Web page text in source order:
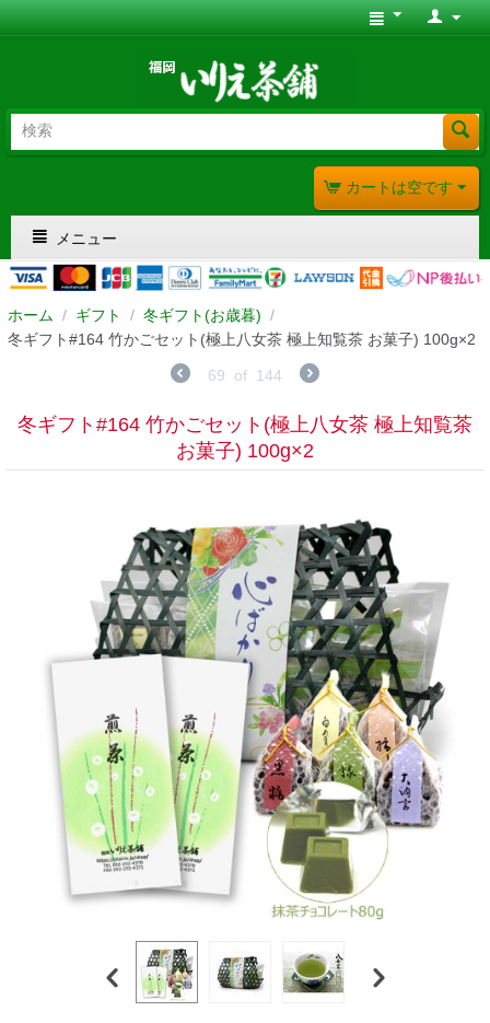
カートは空です
メニュー
ホーム / ギフト / 冬ギフト(お歳暮) /
冬ギフト#164 竹かごセット(極上八女茶 極上知覧茶 お菓子) 100g×2
69 of 144
冬ギフト#164 竹かごセット(極上八女茶 極上知覧茶
お菓子) 100g×2